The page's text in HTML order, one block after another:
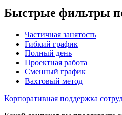
Быстрые фильтры
Частичная занятость
Гибкий график
Полный день
Проектная работа
Сменный график
Вахтовый метод
Корпоративная поддержка